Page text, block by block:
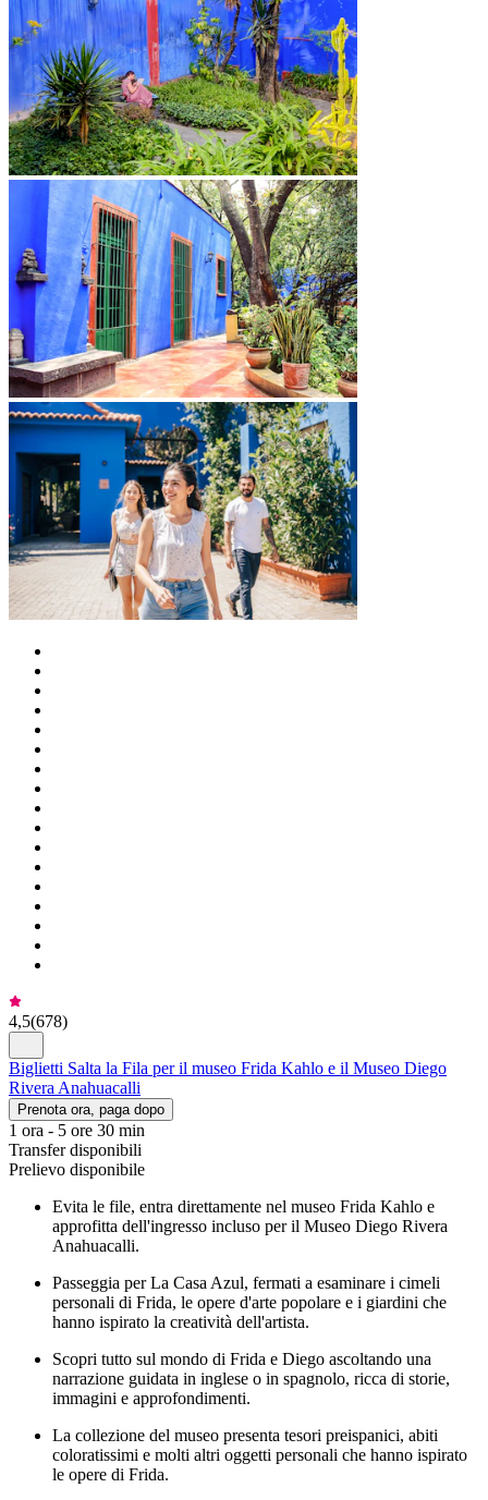
4,5(678)
Biglietti Salta la Fila per il museo Frida Kahlo e il Museo Diego
Rivera Anahuacalli
Prenota ora, paga dopo
1 ora - 5 ore 30 min
Transfer disponibili
Prelievo disponibile
Evita le file, entra direttamente nel museo Frida Kahlo e
approfitta dell'ingresso incluso per il Museo Diego Rivera
Anahuacalli.
Passeggia per La Casa Azul, fermati a esaminare i cimeli
personali di Frida, le opere d'arte popolare e i giardini che
hanno ispirato la creatività dell'artista.
Scopri tutto sul mondo di Frida e Diego ascoltando una
narrazione guidata in inglese o in spagnolo, ricca di storie,
immagini e approfondimenti.
La collezione del museo presenta tesori preispanici, abiti
coloratissimi e molti altri oggetti personali che hanno ispirato
le opere di Frida.